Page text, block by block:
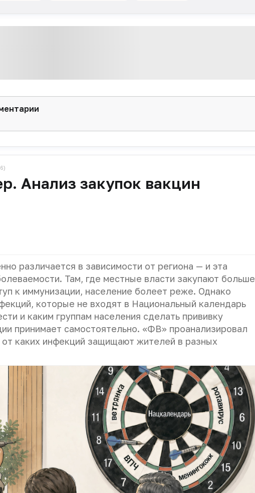
Анализ закупок вакцин
различается в зависимости от региона — и эта
Там, где местные власти закупают больше
к иммунизации, население болеет реже. Однако
которые не входят в Национальный календарь
и каким группам населения сделать прививку
принимает самостоятельно. «ФВ» проанализировал
от каких инфекций защищают жителей в разных